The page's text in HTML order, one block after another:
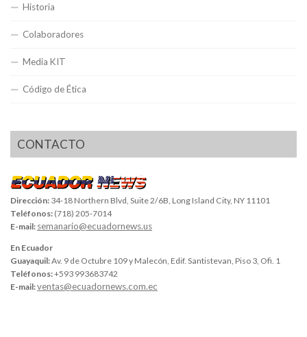
Historia
Colaboradores
Media KIT
Código de Ética
CONTACTO
Dirección: 34-18 Northern Blvd, Suite 2/6B, Long Island City, NY 11101
Teléfonos: (718) 205-7014
E-mail: semanario@ecuadornews.us
En Ecuador
Guayaquil:Av. 9 de Octubre 109 y Malecón, Edif. Santistevan, Piso 3, Ofi. 1
Teléfonos:+593 993683742
E-mail:ventas@ecuadornews.com.ec